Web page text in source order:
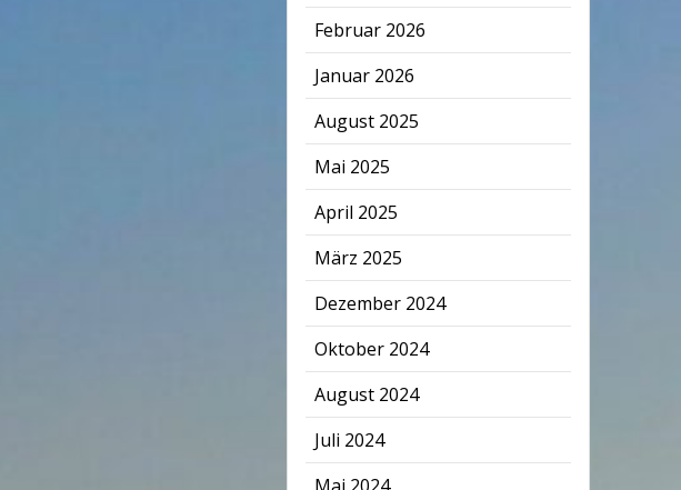
Februar 2026
Januar 2026
August 2025
Mai 2025
April 2025
März 2025
Dezember 2024
Oktober 2024
August 2024
Juli 2024